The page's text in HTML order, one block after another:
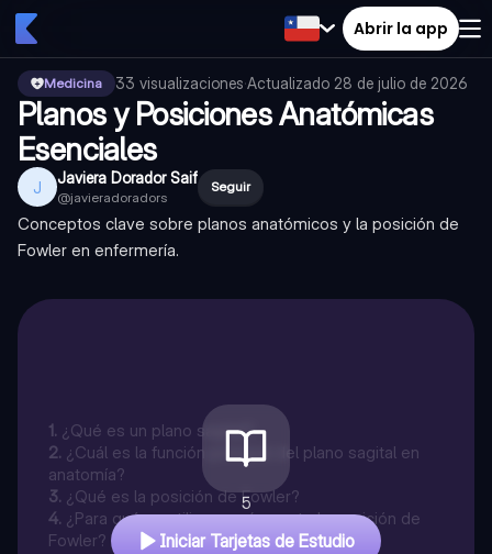
Abrir la app
Medicina 33 visualizaciones·Actualizado 28 de julio de 2026
Planos y Posiciones Anatómicas
Esenciales
J Javiera Dorador Saif
@javieradoradors
Seguir
Conceptos clave sobre planos anatómicos y la posición de
Fowler en enfermería.
1. ¿Qué es un plano sagital?
2. ¿Cuál es la función principal del plano sagital en
anatomía?
3. ¿Qué es la posición de Fowler?
4. ¿Para qué se utiliza comúnmente la posición de
Fowler?
5
Iniciar Tarjetas de Estudio